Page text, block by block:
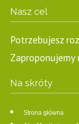
Nasz cel
Potrzebujesz
Zaproponujemy
Na skróty
Strona główna